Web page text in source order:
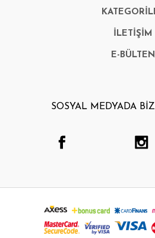
İLETİŞİM
E-BÜLTEN
SOSYAL MEDYADA